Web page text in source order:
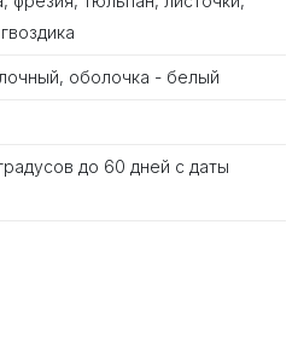
оболочка - белый
до 60 дней с даты